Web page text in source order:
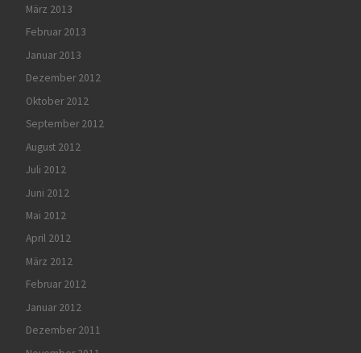
März 2013
Februar 2013
Januar 2013
Dezember 2012
Oktober 2012
September 2012
August 2012
Juli 2012
Juni 2012
Mai 2012
April 2012
März 2012
Februar 2012
Januar 2012
Dezember 2011